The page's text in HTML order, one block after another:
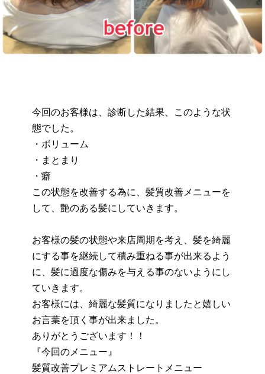
今回のお客様は、診断した結果、このような状
態でした。
・ボリューム
・まとまり
・癖
この状態を改善する為に、髪質改善メニューを
して、艶のある髪にしていきます。
お客様の髪の状態や来店周期を考え、髪を綺麗
にする事を継続して積み重ねる事が出来るよう
に、髪に過度な傷みを与える事のないようにし
ていきます。
お客様には、綺麗な髪質になりましたと嬉しい
お言葉を頂く事が出来ました。
ありがとうございます！！
『今回のメニュー』
髪質改善プレミアムストレートメニュー